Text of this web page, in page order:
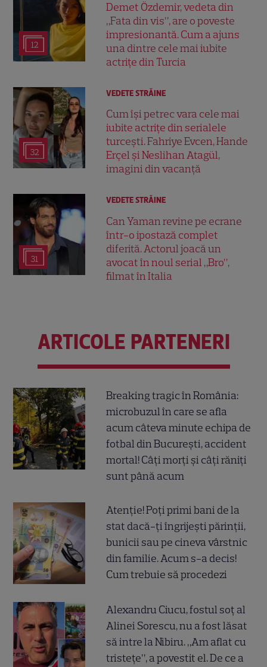
12
Demet Özdemir, vedeta din
„Fata din vis”, are o poveste
impresionantă. Cum a ajuns
una dintre cele mai iubite
actrițe din Turcia
32
VEDETE STRĂINE
Cum își petrec vara cele mai
iubite actrițe din serialele
turcești. Fahriye Evcen, Hande
Erçel și Neslihan Atagül,
imagini din vacanță
31
VEDETE STRĂINE
Can Yaman revine pe ecrane
într-o ipostază complet
diferită. Actorul joacă un
avocat în noul serial „Bro”,
filmat în Italia
ARTICOLE PARTENERI
Breaking tragic în România:
microbuzul în care se afla
acum câteva minute echipa de
fotbal din București, accident
mortal! Câți morți și câți răniți
sunt până acum
Atenție! Poți primi bani de la
stat dacă-ți îngrijești părinții,
bunicii sau pe cineva vârstnic
din familie. Acum s-a decis!
Cum trebuie să procedezi
Alexandru Ciucu, fostul soț al
Alinei Sorescu, nu a fost lăsat
să intre la Nibiru. „Am aflat cu
tristețe”, a povestit el. De ce a